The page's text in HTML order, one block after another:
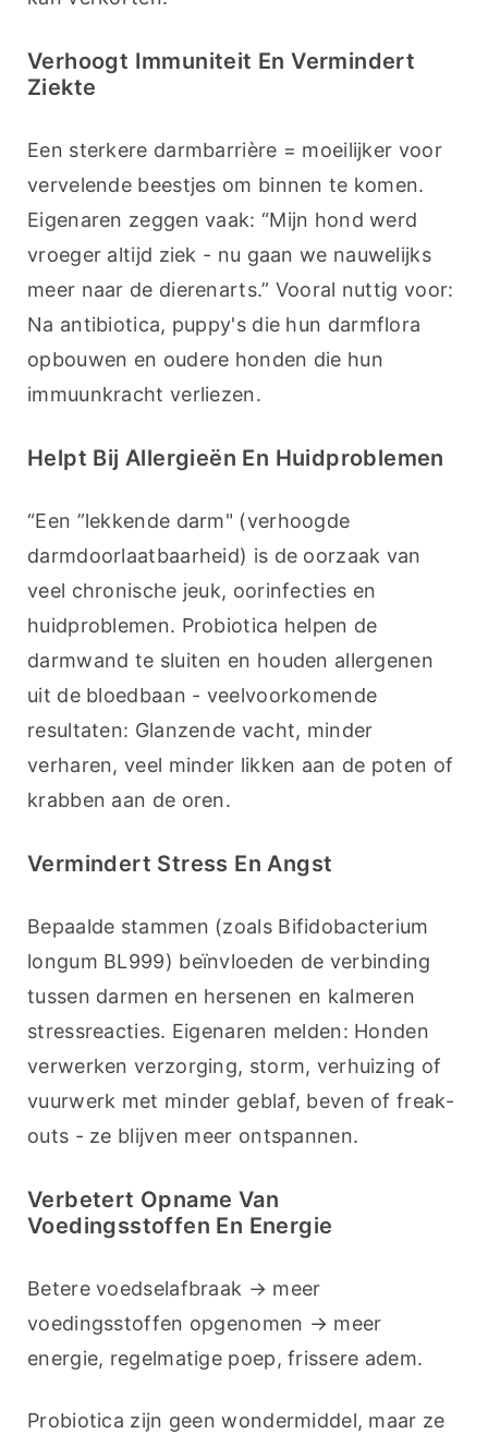
Verhoogt Immuniteit En Vermindert
Ziekte
Een sterkere darmbarrière = moeilijker voor
vervelende beestjes om binnen te komen.
Eigenaren zeggen vaak: “Mijn hond werd
vroeger altijd ziek - nu gaan we nauwelijks
meer naar de dierenarts.” Vooral nuttig voor:
Na antibiotica, puppy's die hun darmflora
opbouwen en oudere honden die hun
immuunkracht verliezen.
Helpt Bij Allergieën En Huidproblemen
“Een ”lekkende darm" (verhoogde
darmdoorlaatbaarheid) is de oorzaak van
veel chronische jeuk, oorinfecties en
huidproblemen. Probiotica helpen de
darmwand te sluiten en houden allergenen
uit de bloedbaan - veelvoorkomende
resultaten: Glanzende vacht, minder
verharen, veel minder likken aan de poten of
krabben aan de oren.
Vermindert Stress En Angst
Bepaalde stammen (zoals Bifidobacterium
longum BL999) beïnvloeden de verbinding
tussen darmen en hersenen en kalmeren
stressreacties. Eigenaren melden: Honden
verwerken verzorging, storm, verhuizing of
vuurwerk met minder geblaf, beven of freak-
outs - ze blijven meer ontspannen.
Verbetert Opname Van
Voedingsstoffen En Energie
Betere voedselafbraak → meer
voedingsstoffen opgenomen → meer
energie, regelmatige poep, frissere adem.
Probiotica zijn geen wondermiddel, maar ze